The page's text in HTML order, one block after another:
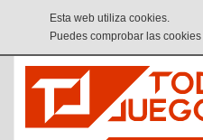
Esta web utiliza cookies.
Puedes comprobar las